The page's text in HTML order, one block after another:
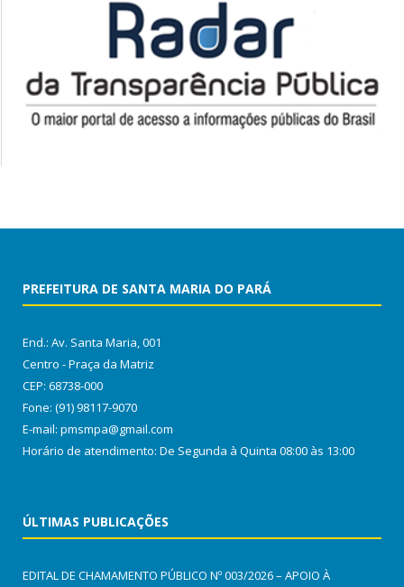
PREFEITURA DE SANTA MARIA DO PARÁ
End.: Av. Santa Maria, 001
Centro - Praça da Matriz
CEP: 68738-000
Fone: (91) 98117-9070
E-mail: pmsmpa@gmail.com
Horário de atendimento: De Segunda à Quinta 08:00 às 13:00
ÚLTIMAS PUBLICAÇÕES
EDITAL DE CHAMAMENTO PÚBLICO Nº 003/2026 – APOIO À